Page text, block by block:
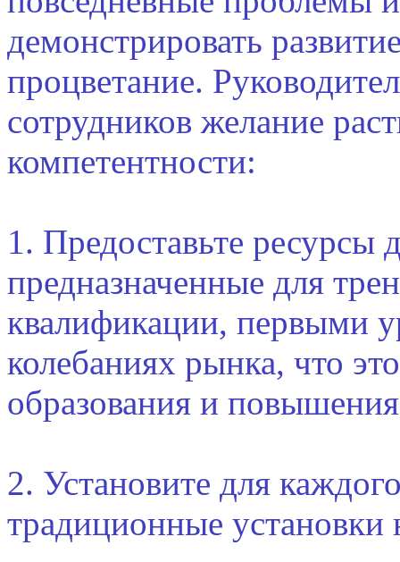
демонстрировать
процветание.
сотрудников желание
компетентности:
1. Предоставьте
предназначенные для
квалификации, первыми
колебаниях рынка, что
образования и
2. Установите для
традиционные установки